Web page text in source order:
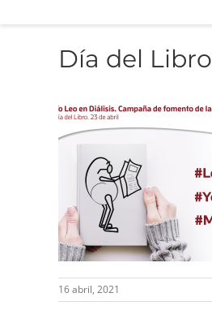
Día del Libro
16 abril, 2021